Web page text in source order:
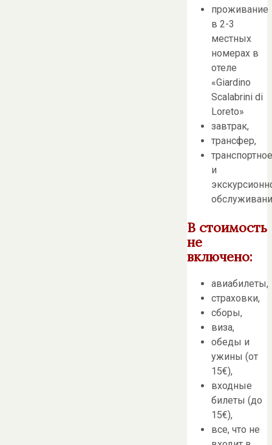
проживание
в 2-3
местных
номерах в
отеле
«Giardino
Scalabrini di
Loreto»
завтрак,
трансфер,
транспортное
и
В стоимость
не
включено:
авиабилеты,
страховки,
сборы,
виза,
обеды и
ужины (от
15€),
входные
билеты (до
15€),
все, что не